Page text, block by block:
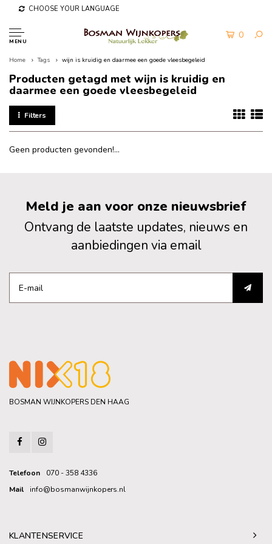
CHOOSE YOUR LANGUAGE
MENU
0
Home Tags wijn is kruidig en daarmee een goede vleesbegeleid
Producten getagd met wijn is kruidig en
daarmee een goede vleesbegeleid
Filters
Geen producten gevonden!...
Meld je aan voor onze nieuwsbrief
Ontvang de laatste updates, nieuws en
aanbiedingen via email
BOSMAN WIJNKOPERS DEN HAAG
Telefoon
070 - 358 4336
Mail
info@bosmanwijnkopers.nl
KLANTENSERVICE